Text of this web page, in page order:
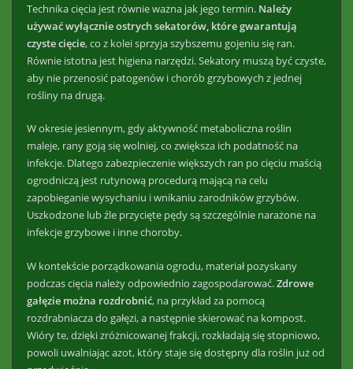
Technika cięcia jest równie ważna jak jego termin. Należy
używać wyłącznie ostrych sekatorów, które gwarantują
czyste cięcie, co z kolei sprzyja szybszemu gojeniu się ran.
Równie istotna jest higiena narzędzi. Sekatory muszą być czyste,
aby nie przenosić patogenów i chorób grzybowych z jednej
rośliny na drugą.
W okresie jesiennym, gdy aktywność metaboliczna roślin
maleje, rany goją się wolniej, co zwiększa ich podatność na
infekcje. Dlatego zabezpieczenie większych ran po cięciu maścią
ogrodniczą jest rutynową procedurą mającą na celu
zapobieganie wysychaniu i wnikaniu zarodników grzybów.
Uszkodzone lub źle przycięte pędy są szczególnie narażone na
infekcje grzybowe i inne choroby.
W kontekście porządkowania ogrodu, materiał pozyskany
podczas cięcia należy odpowiednio zagospodarować.Zdrowe
gałęzie można rozdrobnić, na przykład za pomocą
rozdrabniacza do gałęzi, a następnie skierować na kompost.
Wióry te, dzięki zróżnicowanej frakcji, rozkładają się stopniowo,
powoli uwalniając azot, który staje się dostępny dla roślin już od